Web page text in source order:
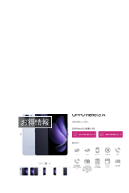
お得情報